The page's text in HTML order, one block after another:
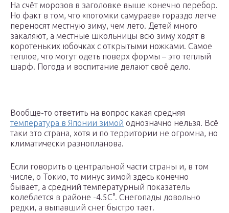
На счёт морозов в заголовке выше конечно перебор.
Но факт в том, что «потомки самураев» гораздо легче
переносят местную зиму, чем лето. Детей много
закаляют, а местные школьницы всю зиму ходят в
коротеньких юбочках с открытыми ножками. Самое
теплое, что могут одеть поверх формы – это теплый
шарф. Погода и воспитание делают своё дело.
Вообще-то ответить на вопрос какая средняя
температура в Японии зимой однозначно нельзя. Всё
таки это страна, хотя и по территории не огромна, но
климатически разнопланова.
Если говорить о центральной части страны и, в том
числе, о Токио, то минус зимой здесь конечно
бывает, а средний температурный показатель
колеблется в районе -4.5С°. Снегопады довольно
редки, а выпавший снег быстро тает.